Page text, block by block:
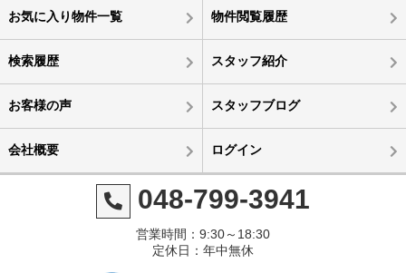
お気に入り物件一覧 物件閲覧履歴
検索履歴 スタッフ紹介
お客様の声 スタッフブログ
会社概要 ログイン
048-799-3941
営業時間：9:30～18:30
定休日：年中無休